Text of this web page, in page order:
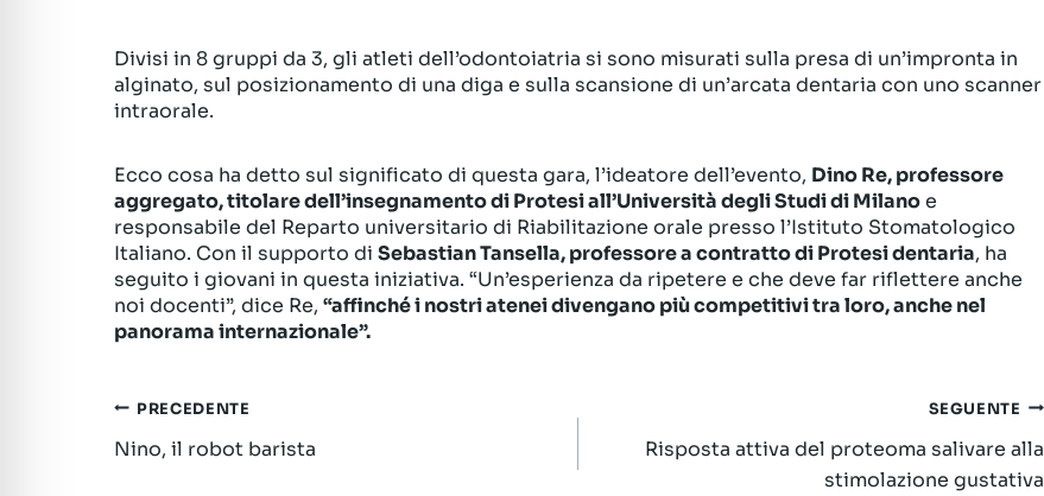
Divisi in 8 gruppi da 3, gli atleti dell’odontoiatria si sono misurati sulla presa di un’impronta in
alginato, sul posizionamento di una diga e sulla scansione di un’arcata dentaria con uno scanner
intraorale.
Ecco cosa ha detto sul significato di questa gara, l’ideatore dell’evento, Dino Re, professore
aggregato, titolare dell’insegnamento di Protesi all’Università degli Studi di Milanoe
responsabile del Reparto universitario di Riabilitazione orale presso l’Istituto Stomatologico
Italiano. Con il supporto di Sebastian Tansella, professore a contratto di Protesi dentaria, ha
seguito i giovani in questa iniziativa. “Un’esperienza da ripetere e che deve far riflettere anche
noi docenti”, dice Re, “affinché i nostri atenei divengano più competitivi tra loro, anche nel
panorama internazionale”.
Navigazione
articoli
PRECEDENTE
Nino, il robot barista
SEGUENTE
Risposta attiva del proteoma salivare alla
stimolazione gustativa